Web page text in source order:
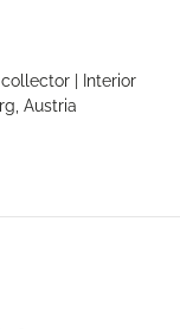
| Interior
Austria